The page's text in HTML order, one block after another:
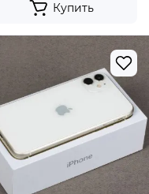
Купить